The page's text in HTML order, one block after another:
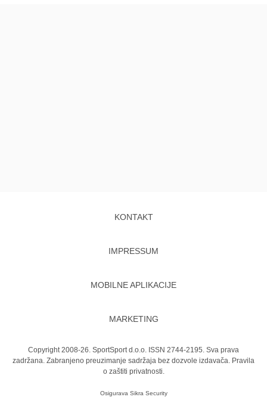
KONTAKT
IMPRESSUM
MOBILNE APLIKACIJE
MARKETING
Copyright 2008-26. SportSport d.o.o. ISSN 2744-2195. Sva prava
zadržana. Zabranjeno preuzimanje sadržaja bez dozvole izdavača. Pravila
o zaštiti privatnosti.
Osigurava Sikra Security